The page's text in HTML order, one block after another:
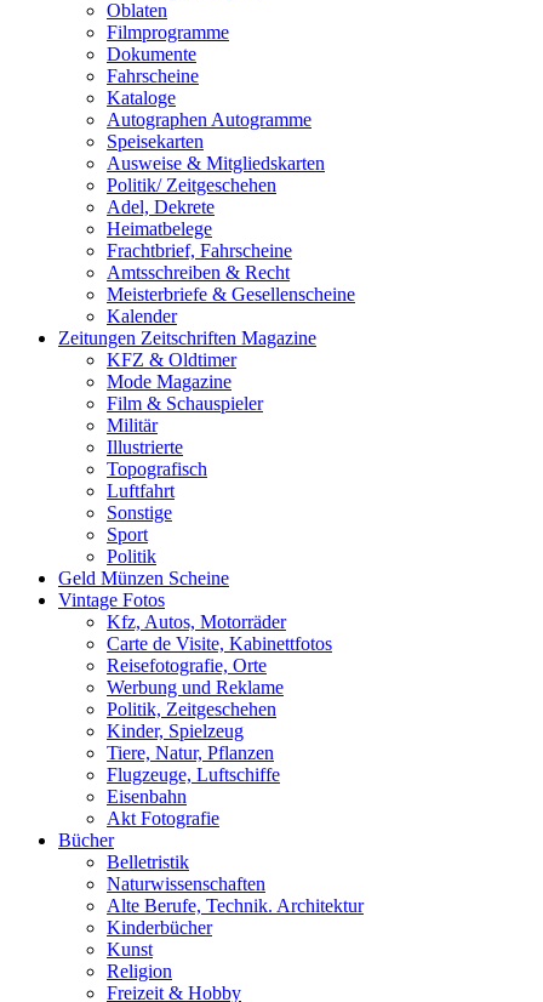
Oblaten
Filmprogramme
Dokumente
Fahrscheine
Kataloge
Autographen Autogramme
Speisekarten
Ausweise & Mitgliedskarten
Politik/ Zeitgeschehen
Adel, Dekrete
Heimatbelege
Frachtbrief, Fahrscheine
Amtsschreiben & Recht
Meisterbriefe & Gesellenscheine
Kalender
Zeitungen Zeitschriften Magazine
KFZ & Oldtimer
Mode Magazine
Film & Schauspieler
Militär
Illustrierte
Topografisch
Luftfahrt
Sonstige
Sport
Politik
Geld Münzen Scheine
Vintage Fotos
Kfz, Autos, Motorräder
Carte de Visite, Kabinettfotos
Reisefotografie, Orte
Werbung und Reklame
Politik, Zeitgeschehen
Kinder, Spielzeug
Tiere, Natur, Pflanzen
Flugzeuge, Luftschiffe
Eisenbahn
Akt Fotografie
Bücher
Belletristik
Naturwissenschaften
Alte Berufe, Technik. Architektur
Kinderbücher
Kunst
Religion
Freizeit & Hobby